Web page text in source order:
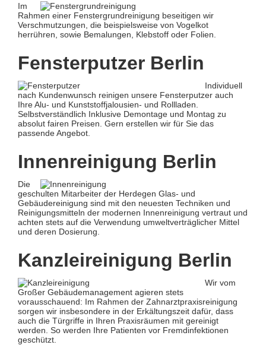
Im
Rahmen einer Fenstergrundreinigung beseitigen wir
Verschmutzungen, die beispielsweise von Vogelkot
herrühren, sowie Bemalungen, Klebstoff oder Folien.
Fensterputzer Berlin
Individuell
nach Kundenwunsch reinigen unsere Fensterputzer auch
Ihre Alu- und Kunststoffjalousien- und Rollladen.
Selbstverständlich Inklusive Demontage und Montag zu
absolut fairen Preisen. Gern erstellen wir für Sie das
passende Angebot.
Innenreinigung Berlin
Die
geschulten Mitarbeiter der Herdegen Glas- und
Gebäudereinigung sind mit den neuesten Techniken und
Reinigungsmitteln der modernen Innenreinigung vertraut und
achten stets auf die Verwendung umweltverträglicher Mittel
und deren Dosierung.
Kanzleireinigung Berlin
Wir vom
Großer Gebäudemanagement agieren stets
vorausschauend: Im Rahmen der Zahnarztpraxisreinigung
sorgen wir insbesondere in der Erkältungszeit dafür, dass
auch die Türgriffe in Ihren Praxisräumen mit gereinigt
werden. So werden Ihre Patienten vor Fremdinfektionen
geschützt.